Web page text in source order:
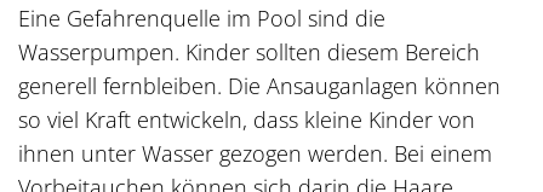
Eine Gefahrenquelle im Pool sind die
Wasserpumpen. Kinder sollten diesem Bereich
generell fernbleiben. Die Ansauganlagen können
so viel Kraft entwickeln, dass kleine Kinder von
ihnen unter Wasser gezogen werden. Bei einem